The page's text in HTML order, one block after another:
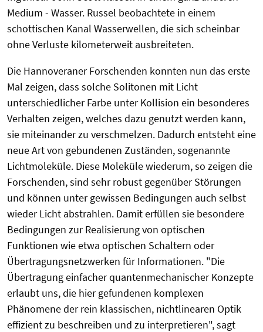
Medium - Wasser. Russel beobachtete in einem
schottischen Kanal Wasserwellen, die sich scheinbar
ohne Verluste kilometerweit ausbreiteten.
Die Hannoveraner Forschenden konnten nun das erste
Mal zeigen, dass solche Solitonen mit Licht
unterschiedlicher Farbe unter Kollision ein besonderes
Verhalten zeigen, welches dazu genutzt werden kann,
sie miteinander zu verschmelzen. Dadurch entsteht eine
neue Art von gebundenen Zuständen, sogenannte
Lichtmoleküle. Diese Moleküle wiederum, so zeigen die
Forschenden, sind sehr robust gegenüber Störungen
und können unter gewissen Bedingungen auch selbst
wieder Licht abstrahlen. Damit erfüllen sie besondere
Bedingungen zur Realisierung von optischen
Funktionen wie etwa optischen Schaltern oder
Übertragungsnetzwerken für Informationen. "Die
Übertragung einfacher quantenmechanischer Konzepte
erlaubt uns, die hier gefundenen komplexen
Phänomene der rein klassischen, nichtlinearen Optik
effizient zu beschreiben und zu interpretieren", sagt